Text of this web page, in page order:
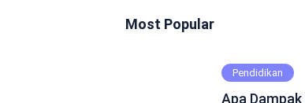
Most Popular
Pendidikan
Apa